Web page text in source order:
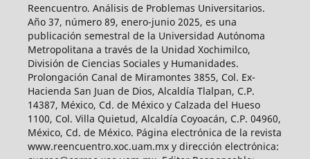
Reencuentro. Análisis de Problemas Universitarios.
Año 37, número 89, enero-junio 2025, es una
publicación semestral de la Universidad Autónoma
Metropolitana a través de la Unidad Xochimilco,
División de Ciencias Sociales y Humanidades.
Prolongación Canal de Miramontes 3855, Col. Ex-
Hacienda San Juan de Dios, Alcaldía Tlalpan, C.P.
14387, México, Cd. de México y Calzada del Hueso
1100, Col. Villa Quietud, Alcaldía Coyoacán, C.P. 04960,
México, Cd. de México. Página electrónica de la revista
www.reencuentro.xoc.uam.mx y dirección electrónica: